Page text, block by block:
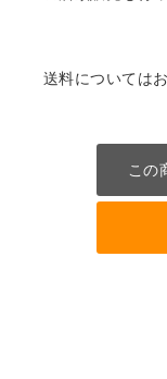
送料については
この